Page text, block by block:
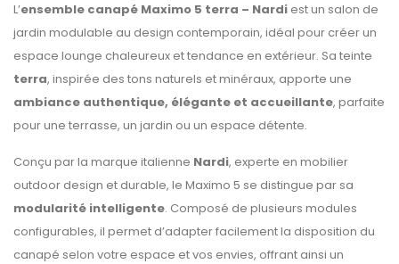
L’ensemble canapé Maximo 5 terra – Nardi est un salon de
jardin modulable au design contemporain, idéal pour créer un
espace lounge chaleureux et tendance en extérieur. Sa teinte
terra, inspirée des tons naturels et minéraux, apporte une
ambiance authentique, élégante et accueillante, parfaite
pour une terrasse, un jardin ou un espace détente.
Conçu par la marque italienne Nardi, experte en mobilier
outdoor design et durable, le Maximo 5 se distingue par sa
modularité intelligente. Composé de plusieurs modules
configurables, il permet d’adapter facilement la disposition du
canapé selon votre espace et vos envies, offrant ainsi un